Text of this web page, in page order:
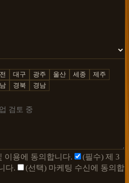
대구 광주 울산 세종
제주
경북 경남
이용에 동의합니다.
(필수) 제 3
다.
(선택) 마케팅 수신에 동의합